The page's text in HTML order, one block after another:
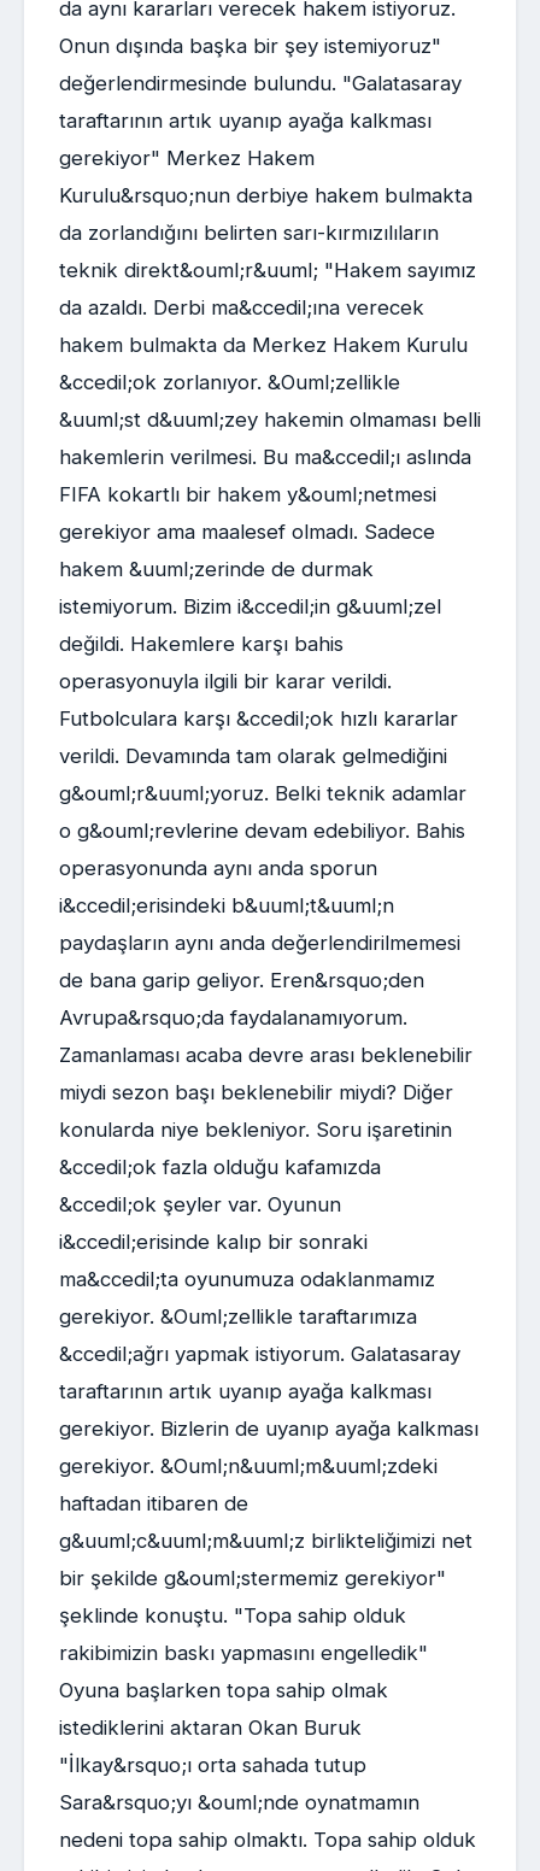
da aynı kararları verecek hakem istiyoruz.
Onun dışında başka bir şey istemiyoruz"
değerlendirmesinde bulundu. "Galatasaray
taraftarının artık uyanıp ayağa kalkması
gerekiyor" Merkez Hakem
Kurulu&rsquo;nun derbiye hakem bulmakta
da zorlandığını belirten sarı-kırmızılıların
teknik direkt&ouml;r&uuml; "Hakem sayımız
da azaldı. Derbi ma&ccedil;ına verecek
hakem bulmakta da Merkez Hakem Kurulu
&ccedil;ok zorlanıyor. &Ouml;zellikle
&uuml;st d&uuml;zey hakemin olmaması belli
hakemlerin verilmesi. Bu ma&ccedil;ı aslında
FIFA kokartlı bir hakem y&ouml;netmesi
gerekiyor ama maalesef olmadı. Sadece
hakem &uuml;zerinde de durmak
istemiyorum. Bizim i&ccedil;in g&uuml;zel
değildi. Hakemlere karşı bahis
operasyonuyla ilgili bir karar verildi.
Futbolculara karşı &ccedil;ok hızlı kararlar
verildi. Devamında tam olarak gelmediğini
g&ouml;r&uuml;yoruz. Belki teknik adamlar
o g&ouml;revlerine devam edebiliyor. Bahis
operasyonunda aynı anda sporun
i&ccedil;erisindeki b&uuml;t&uuml;n
paydaşların aynı anda değerlendirilmemesi
de bana garip geliyor. Eren&rsquo;den
Avrupa&rsquo;da faydalanamıyorum.
Zamanlaması acaba devre arası beklenebilir
miydi sezon başı beklenebilir miydi? Diğer
konularda niye bekleniyor. Soru işaretinin
&ccedil;ok fazla olduğu kafamızda
&ccedil;ok şeyler var. Oyunun
i&ccedil;erisinde kalıp bir sonraki
ma&ccedil;ta oyunumuza odaklanmamız
gerekiyor. &Ouml;zellikle taraftarımıza
&ccedil;ağrı yapmak istiyorum. Galatasaray
taraftarının artık uyanıp ayağa kalkması
gerekiyor. Bizlerin de uyanıp ayağa kalkması
gerekiyor. &Ouml;n&uuml;m&uuml;zdeki
haftadan itibaren de
g&uuml;c&uuml;m&uuml;z birlikteliğimizi net
bir şekilde g&ouml;stermemiz gerekiyor"
şeklinde konuştu. "Topa sahip olduk
rakibimizin baskı yapmasını engelledik"
Oyuna başlarken topa sahip olmak
istediklerini aktaran Okan Buruk
"İlkay&rsquo;ı orta sahada tutup
Sara&rsquo;yı &ouml;nde oynatmamın
nedeni topa sahip olmaktı. Topa sahip olduk